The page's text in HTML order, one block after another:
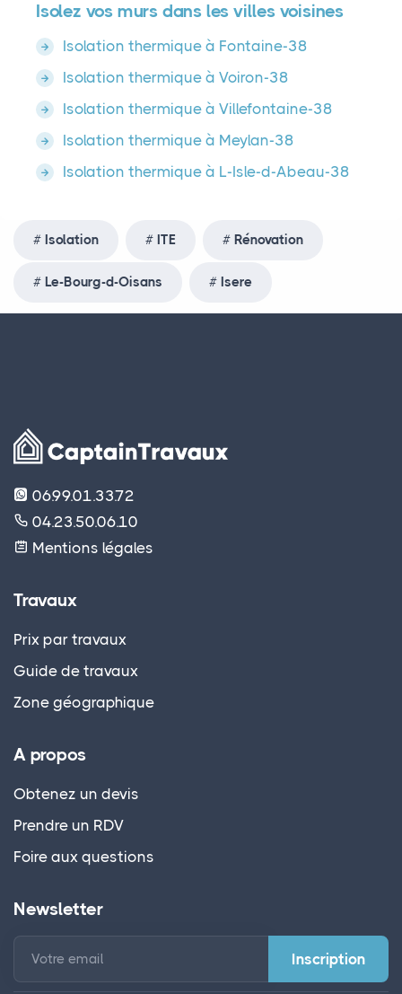
Isolez vos murs dans les villes voisines
Isolation thermique à Fontaine-38
Isolation thermique à Voiron-38
Isolation thermique à Villefontaine-38
Isolation thermique à Meylan-38
Isolation thermique à L-Isle-d-Abeau-38
Isolation ITE Rénovation
Le-Bourg-d-Oisans Isere
06.99.01.33.72
04.23.50.06.10
Mentions légales
Travaux
Prix par travaux
Guide de travaux
Zone géographique
A propos
Obtenez un devis
Prendre un RDV
Foire aux questions
Newsletter
Votre email